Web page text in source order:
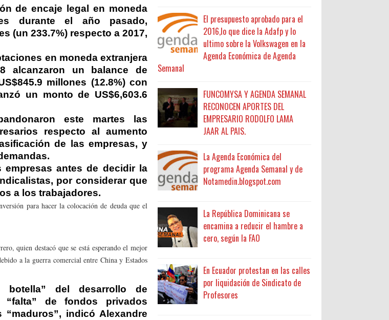
de encaje legal en moneda
durante el año pasado,
(un 233.7%) respecto a 2017,
en moneda extranjera
alcanzaron un balance de
millones (12.8%) con
un monto de US$6,603.6
este martes las
respecto al aumento
de las empresas, y
antes de decidir la
por considerar que
a los trabajadores.
para hacer la colocación de deuda que el
quien destacó que se está esperando el mejor
a la guerra comercial entre China y Estados
del desarrollo de
de fondos privados
“maduros”, indicó Alexandre
El presupuesto aprobado para el
2016,lo que dice la Adafp y lo
ultimo sobre la Volkswagen en la
Agenda Económica de Agenda
Semanal
FUNCOMYSA Y AGENDA SEMANAL
RECONOCEN APORTES DEL
EMPRESARIO RODOLFO LAMA
JAAR AL PAIS.
La Agenda Económica del
programa Agenda Semanal y de
Notamedin.blogspot.com
La República Dominicana se
encamina a reducir el hambre a
cero, según la FAO
En Ecuador protestan en las calles
por liquidación de Sindicato de
Profesores